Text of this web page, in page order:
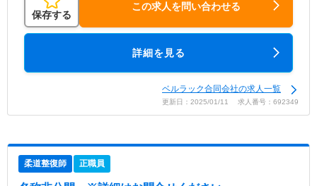
保存する
この求人を問い合わせる
詳細を見る
ベルラック合同会社の求人一覧
更新日：2025/01/11 求人番号：692349
柔道整復師 正職員